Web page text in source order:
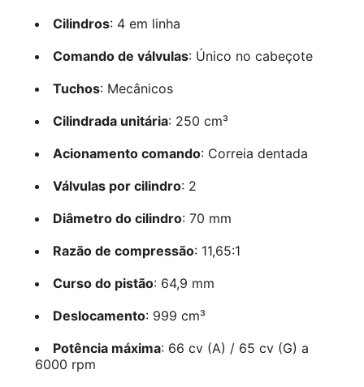
Cilindros: 4 em linha
Comando de válvulas: Único no cabeçote
Tuchos: Mecânicos
Cilindrada unitária: 250 cm³
Acionamento comando: Correia dentada
Válvulas por cilindro: 2
Diâmetro do cilindro: 70 mm
Razão de compressão: 11,65:1
Curso do pistão: 64,9 mm
Deslocamento: 999 cm³
Potência máxima: 66 cv (A) / 65 cv (G) a
6000 rpm